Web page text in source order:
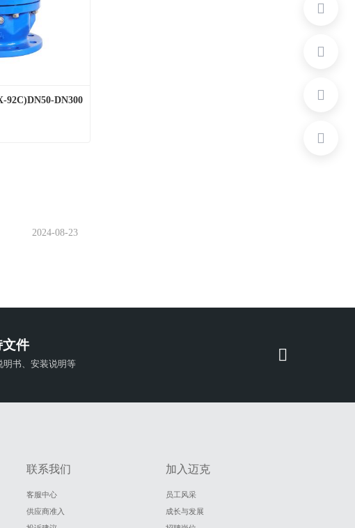
92C)DN50-DN300
2024-08-23
件
明书、安装说明等
联系我们
客服中心
供应商准入
加入迈克
员工风采
成长与发展